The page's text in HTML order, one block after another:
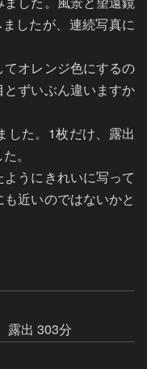
したが、連続写真に
オレンジ色にするの
ずいぶん違いますか
した。1枚だけ、露出
。
うにきれいに写って
近いのではないかと
露出 303分